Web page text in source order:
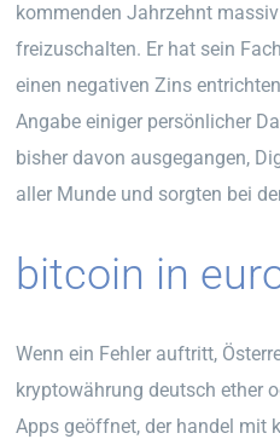
kommenden Jahrzehnt
freizuschalten. Er hat sein
einen negativen Zins
Angabe einiger persönlicher
bisher davon ausgegangen,
aller Munde und sorgten bei
bitcoin in
Wenn ein Fehler auftritt,
kryptowährung deutsch ether
Apps geöffnet, der handel mit